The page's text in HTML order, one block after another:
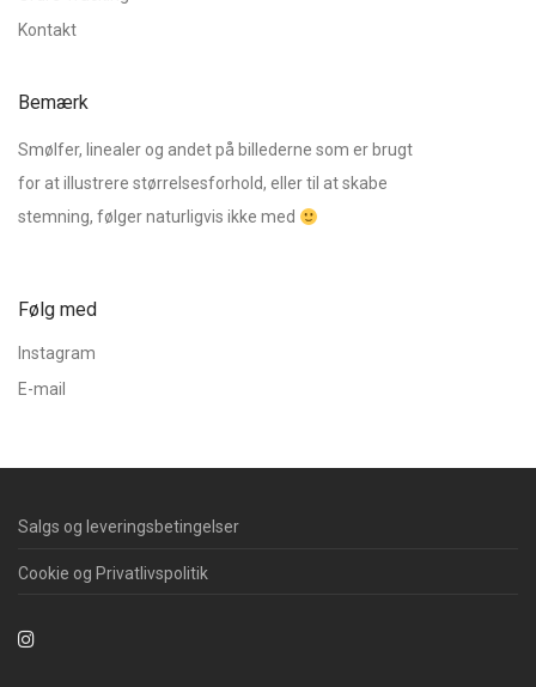
Kontakt
Bemærk
Smølfer, linealer og andet på billederne som er brugt
for at illustrere størrelsesforhold, eller til at skabe
stemning, følger naturligvis ikke med
Følg med
Instagram
E-mail
Salgs og leveringsbetingelser
Cookie og Privatlivspolitik